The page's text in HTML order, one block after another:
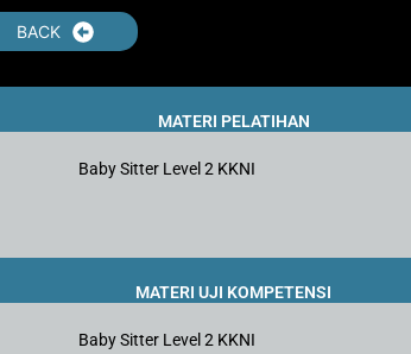
BACK
MATERI PELATIHAN
Baby Sitter Level 2 KKNI
MATERI UJI KOMPETENSI
Baby Sitter Level 2 KKNI